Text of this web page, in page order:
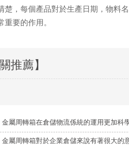
楚，每個產品對於生產日期，物料
重要的作用。
推薦】
金屬周轉箱在倉儲物流係統的運用更加科
金屬周轉箱對於企業倉儲來說有著很大的